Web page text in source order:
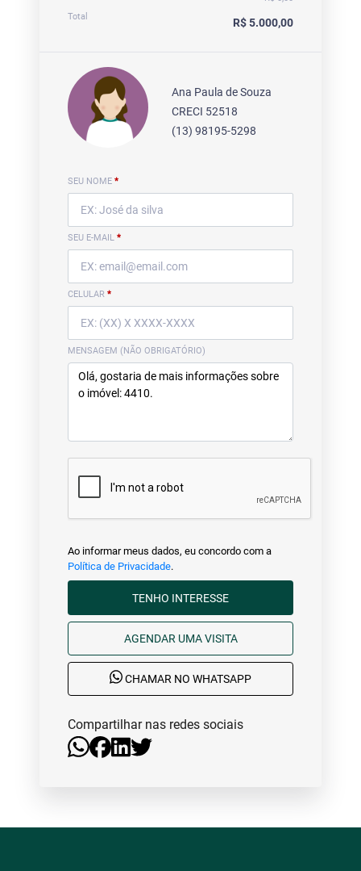
Total
R$ 5.000,00
Ana Paula de Souza
CRECI 52518
(13) 98195-5298
SEU NOME *
SEU E-MAIL *
CELULAR *
MENSAGEM (NÃO OBRIGATÓRIO)
Ao informar meus dados, eu concordo com a
Política de Privacidade.
TENHO INTERESSE
AGENDAR UMA VISITA
CHAMAR NO WHATSAPP
Compartilhar nas redes sociais